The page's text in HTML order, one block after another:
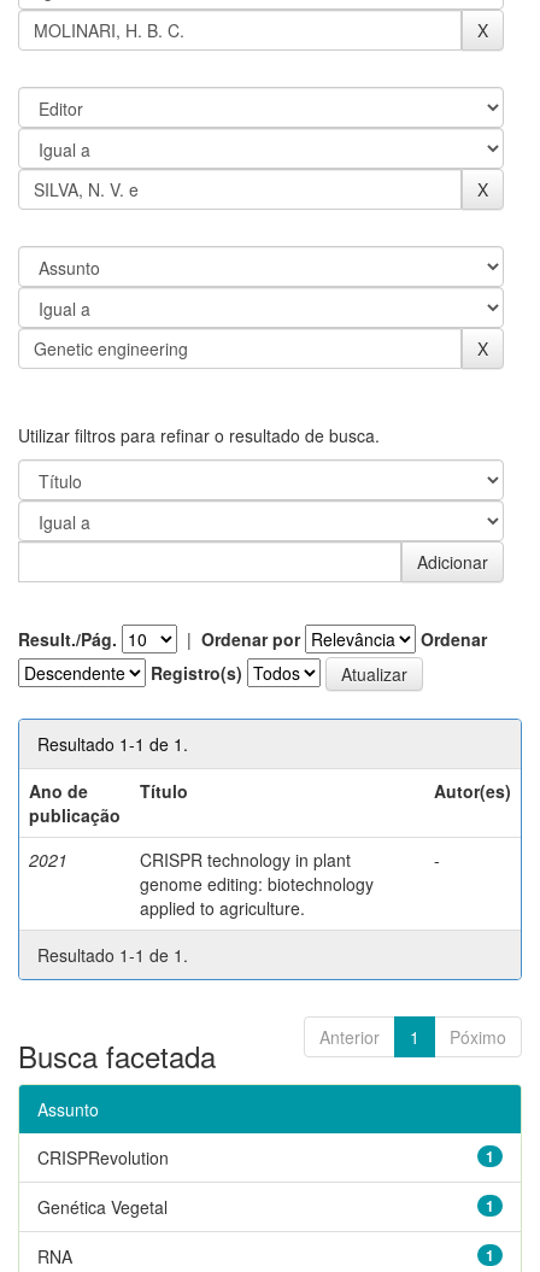
Utilizar filtros para refinar o resultado de busca.
Result./Pág. | Ordenar por
Ordenar
Registro(s)
Resultado 1-1 de 1.
Ano de
publicação
Título Autor(es)
2021
CRISPR technology in plant
genome editing: biotechnology
applied to agriculture.
-
Resultado 1-1 de 1.
Anterior 1 Póximo
Busca facetada
Assunto
1
CRISPRevolution
1
Genética Vegetal
1
RNA